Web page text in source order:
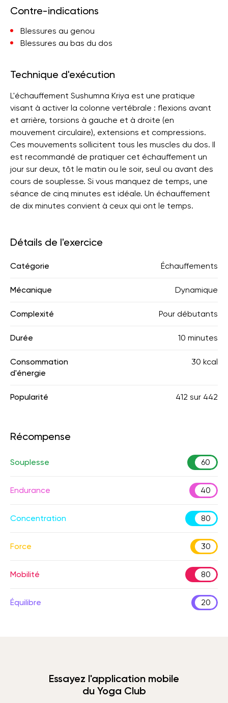
Contre-indications
Blessures au genou
Blessures au bas du dos
Technique d'exécution
L'échauffement Sushumna Kriya est une pratique
visant à activer la colonne vertébrale : flexions avant
et arrière, torsions à gauche et à droite (en
mouvement circulaire), extensions et compressions.
Ces mouvements sollicitent tous les muscles du dos. Il
est recommandé de pratiquer cet échauffement un
jour sur deux, tôt le matin ou le soir, seul ou avant des
cours de souplesse. Si vous manquez de temps, une
séance de cinq minutes est idéale. Un échauffement
de dix minutes convient à ceux qui ont le temps.
Détails de l'exercice
Catégorie Échauffements
Mécanique Dynamique
Complexité Pour débutants
Durée 10 minutes
Consommation
d'énergie
30 kcal
Popularité 412 sur 442
Récompense
Souplesse 60
Endurance 40
Concentration 80
Force 30
Mobilité 80
Équilibre 20
Essayez l'application mobile
du Yoga Club